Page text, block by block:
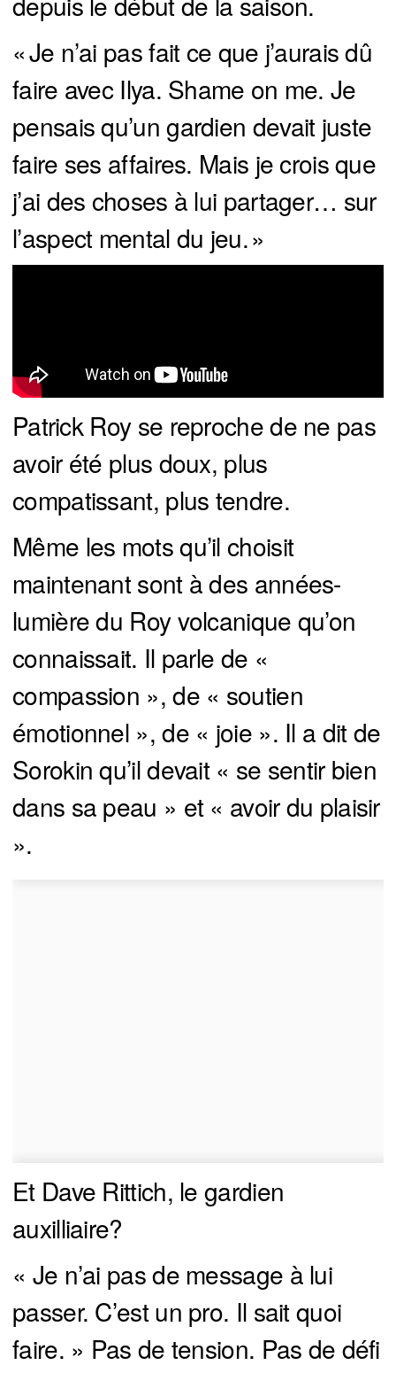
« Je n’ai pas fait ce que j’aurais dû
faire avec Ilya. Shame on me. Je
pensais qu’un gardien devait juste
faire ses affaires. Mais je crois que
j’ai des choses à lui partager… sur
l’aspect mental du jeu. »
Patrick Roy se reproche de ne pas
avoir été plus doux, plus
compatissant, plus tendre.
Même les mots qu’il choisit
maintenant sont à des années-
lumière du Roy volcanique qu’on
connaissait. Il parle de «
compassion », de « soutien
émotionnel », de « joie ». Il a dit de
Sorokin qu’il devait « se sentir bien
dans sa peau » et « avoir du plaisir
».
Et Dave Rittich, le gardien
auxilliaire?
« Je n’ai pas de message à lui
passer. C’est un pro. Il sait quoi
faire. » Pas de tension. Pas de défi